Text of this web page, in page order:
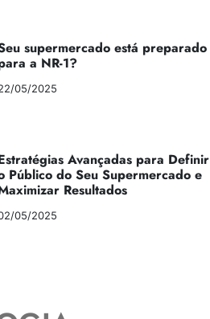
supermercado está preparado
a NR-1?
05/2025
Avançadas para Definir
Público do Seu Supermercado e
Resultados
05/2025